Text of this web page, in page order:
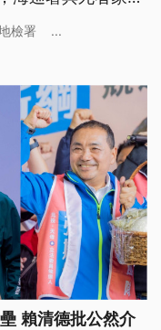
艦」進駐金廈水
檢署 ...
賴清德批公然介